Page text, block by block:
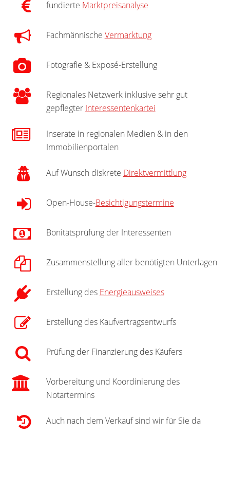
fundierte Marktpreisanalyse
Fachmännische Vermarktung
Fotografie & Exposé-Erstellung
Regionales Netzwerk inklusive sehr gut
gepflegter Interessentenkartei
Inserate in regionalen Medien & in den
Immobilienportalen
Auf Wunsch diskrete Direktvermittlung
Open-House-Besichtigungstermine
Bonitätsprüfung der Interessenten
Zusammenstellung aller benötigten Unterlagen
Erstellung des Energieausweises
Erstellung des Kaufvertragsentwurfs
Prüfung der Finanzierung des Käufers
Vorbereitung und Koordinierung des
Notartermins
Auch nach dem Verkauf sind wir für Sie da